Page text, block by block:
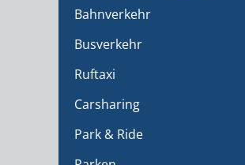
Bahnverkehr
Busverkehr
Ruftaxi
Carsharing
Park & Ride